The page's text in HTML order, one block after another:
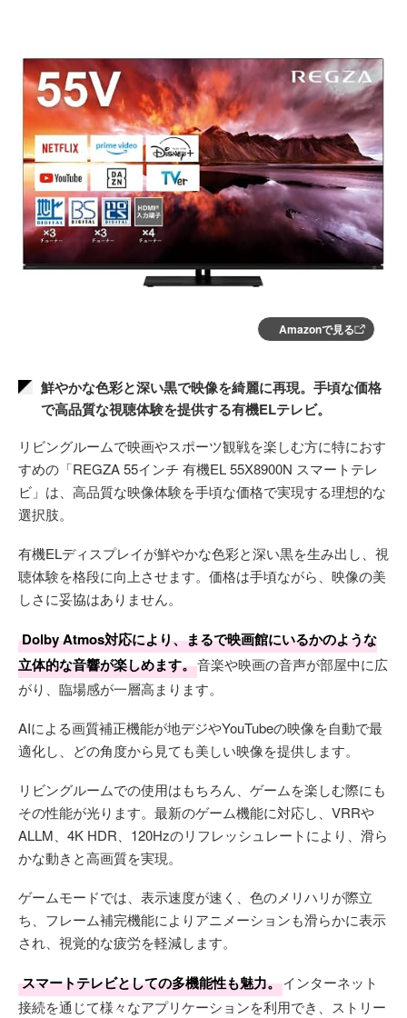
Amazonで見る
鮮やかな色彩と深い黒で映像を綺麗に再現。手頃な価格
で高品質な視聴体験を提供する有機ELテレビ。
リビングルームで映画やスポーツ観戦を楽しむ方に特におす
すめの「REGZA 55インチ 有機EL 55X8900N スマートテレ
ビ」は、高品質な映像体験を手頃な価格で実現する理想的な
選択肢。
有機ELディスプレイが鮮やかな色彩と深い黒を生み出し、視
聴体験を格段に向上させます。価格は手頃ながら、映像の美
しさに妥協はありません。
Dolby Atmos対応により、まるで映画館にいるかのような
立体的な音響が楽しめます。音楽や映画の音声が部屋中に広
がり、臨場感が一層高まります。
AIによる画質補正機能が地デジやYouTubeの映像を自動で最
適化し、どの角度から見ても美しい映像を提供します。
リビングルームでの使用はもちろん、ゲームを楽しむ際にも
その性能が光ります。最新のゲーム機能に対応し、VRRや
ALLM、4K HDR、120Hzのリフレッシュレートにより、滑ら
かな動きと高画質を実現。
ゲームモードでは、表示速度が速く、色のメリハリが際立
ち、フレーム補完機能によりアニメーションも滑らかに表示
され、視覚的な疲労を軽減します。
スマートテレビとしての多機能性も魅力。インターネット
接続を通じて様々なアプリケーションを利用でき、ストリー